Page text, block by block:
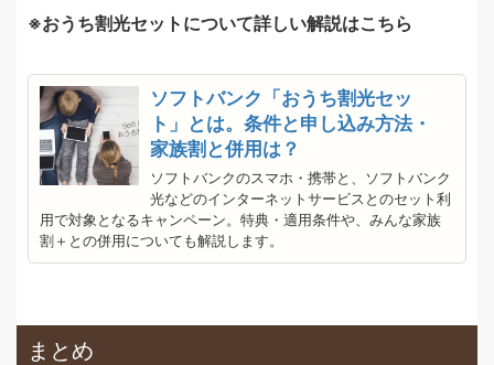
おうち割光セットについて詳しい解説はこちら
ソフトバンク「おうち割光セッ
ト」とは。条件と申し込み方法・
家族割と併用は？
ソフトバンクのスマホ・携帯と、ソフトバンク
光などのインターネットサービスとのセット利
用で対象となるキャンペーン。特典・適用条件や、みんな家族
割＋との併用についても解説します。
まとめ